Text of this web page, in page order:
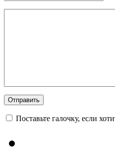
Поставьте галочку, если